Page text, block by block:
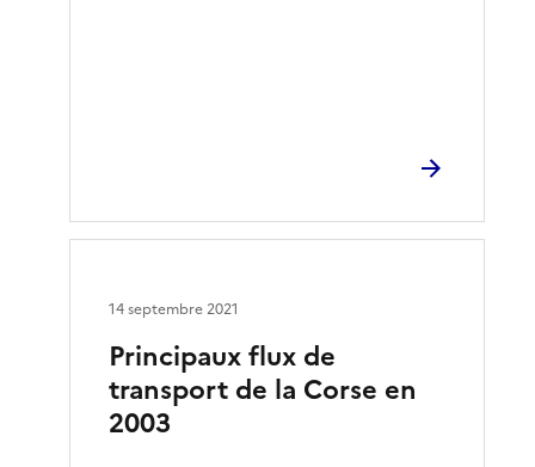
Principaux flux de
transport de la Corse en
2003
14 septembre 2021